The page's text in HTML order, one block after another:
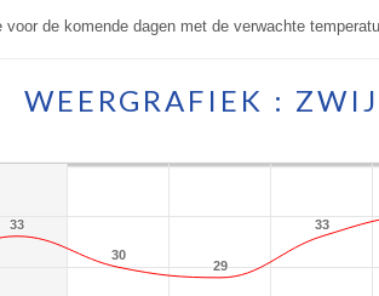
de komende dagen met de verwachte
WEERGRAFIEK :
33
33
30
30
29
29
33
33